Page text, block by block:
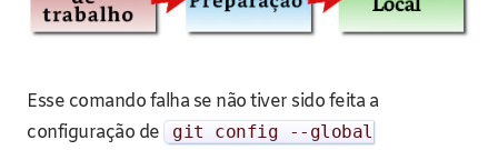
Esse comando falha se não tiver sido feita a
configuração de
git config -- global